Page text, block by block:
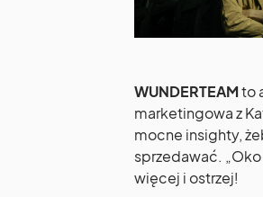
WUNDERTEAMto
marketingowa z
mocne insighty,
sprzedawać.
więcej i ostrzej!